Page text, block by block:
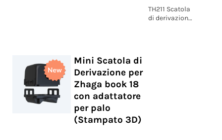
TH211 Scatola
di derivazione
Mini Scatola di
Derivazione per
Zhaga book 18
con adattatore
per palo
(Stampato 3D)